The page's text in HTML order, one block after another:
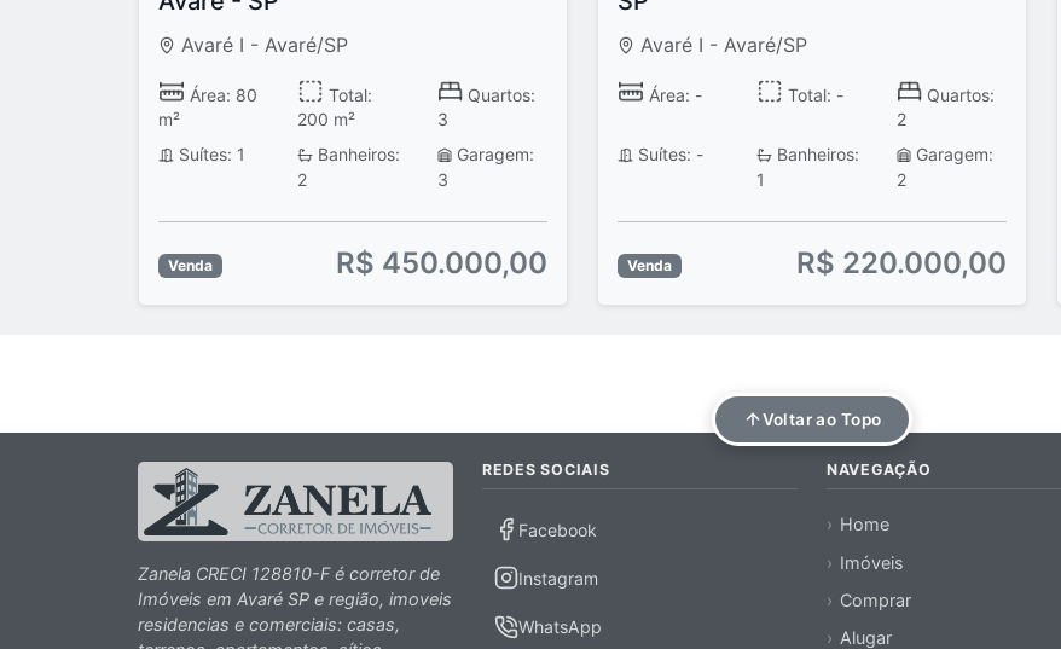
Avaré I - Avaré/SP
Área: 80
m²
Total:
200 m²
Quartos:
3
Suítes: 1
Banheiros:
2
Garagem:
3
Venda R$ 450.000,00
Avaré I - Avaré/SP
Área: - Total: -
Quartos:
2
Suítes: -
Banheiros:
1
Garagem:
2
Venda R$ 220.000,00
Voltar ao Topo
Zanela CRECI 128810-F é corretor de
Imóveis em Avaré SP e região, imoveis
residencias e comerciais: casas,
REDES SOCIAIS
Facebook
Instagram
WhatsApp
NAVEGAÇÃO
Home
Imóveis
Comprar
Alugar